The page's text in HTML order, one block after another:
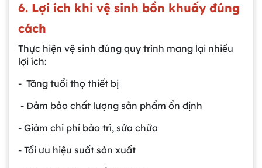
6. Lợi ích khi vệ sinh bồn khuấy đúng
cách
Thực hiện vệ sinh đúng quy trình mang lại nhiều
lợi ích:
- Tăng tuổi thọ thiết bị
- Đảm bảo chất lượng sản phẩm ổn định
- Giảm chi phí bảo trì, sửa chữa
- Tối ưu hiệu suất sản xuất